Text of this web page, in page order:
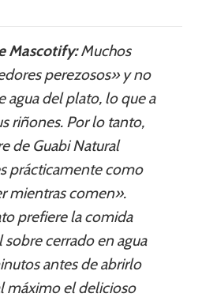
Mascotify:Muchos
perezosos» y no
agua del plato, lo que a
riñones. Por lo tanto,
de Guabi Natural
prácticamente como
mientras comen».
prefiere la comida
sobre cerrado en agua
antes de abrirlo
máximo el delicioso